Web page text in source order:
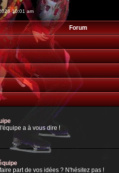
10:01 am
Forum
a à vous dire !
part de vos idées ? N'hésitez pas !